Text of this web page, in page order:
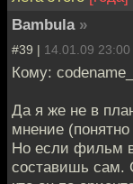
Bambula »
#39 | 14.01.09 23:00
Кому:
Да я же не в
мнение
Но если фильм
составишь сам.